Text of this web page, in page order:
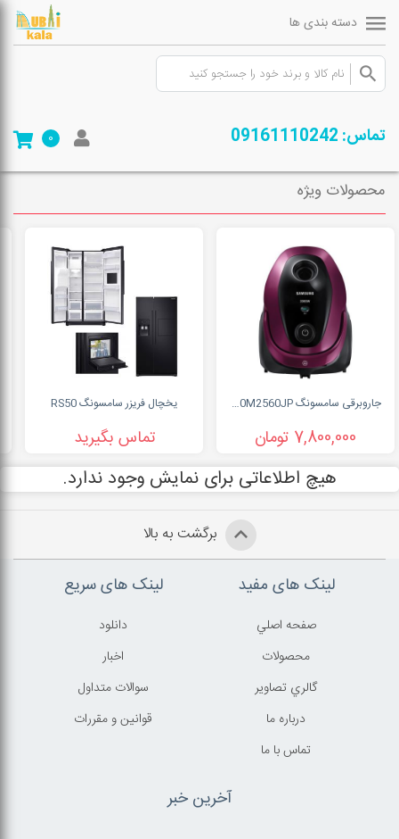
دسته بندی ها
تماس: 09161110242 0
صفحه ی اصلی/فروشگاه/تجهیزات سرمایشی کولر گازی و اسپلیت/
کولر گازی
ال جی
محصولات ویژه
جاروبرقی سامسونگ SC20M2560JP
7,800,000 تومان
یخچال فریزر سامسونگ RS50
تماس بگیرید
هیچ اطلاعاتی برای نمایش وجود ندارد.
برگشت به بالا
لینک های مفید
صفحه اصلي
محصولات
گالري تصاوير
درباره ما
تماس با ما
لینک های سریع
دانلود
اخبار
سوالات متداول
قوانين و مقررات
آخرین خبر